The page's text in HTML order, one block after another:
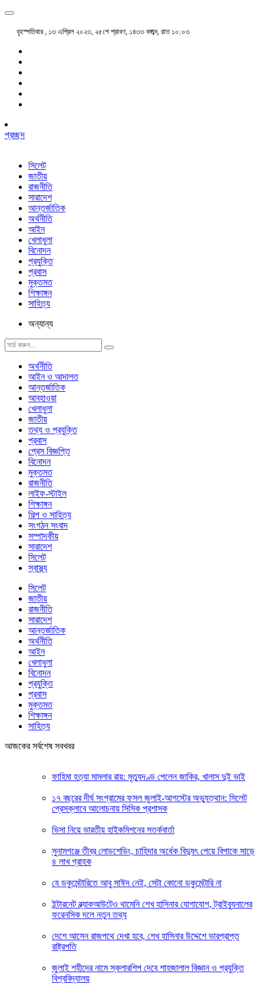
বৃহস্পতিবার , ১৩ এপ্রিল ২০২৩, ২৫শে শ্রাবণ, ১৪৩৩ বঙ্গাব্দ, রাত ১০:০৩
প্রচ্ছদ
সিলেট
জাতীয়
রাজনীতি
সারাদেশ
আন্তর্জাতিক
অর্থনীতি
আইন
খেলাধুলা
বিনোদন
প্রযুক্তি
প্রবাস
মুক্তমত
শিক্ষাঙ্গন
সাহিত্য
অন্যান্য
অর্থনীতি
আইন ও আদালত
আন্তর্জাতিক
আবহাওয়া
খেলাধুলা
জাতীয়
তথ্য ও প্রযুক্তি
প্রবাস
প্রেস বিজ্ঞপ্তি
বিনোদন
মুক্তমত
রাজনীতি
লাইফ-স্টাইল
শিক্ষাঙ্গন
শিল্প ও সাহিত্য
সংগঠন সংবাদ
সম্পাদকীয়
সারাদেশ
সিলেট
স্বাস্থ্য
সিলেট
জাতীয়
রাজনীতি
সারাদেশ
আন্তর্জাতিক
অর্থনীতি
আইন
খেলাধুলা
বিনোদন
প্রযুক্তি
প্রবাস
মুক্তমত
শিক্ষাঙ্গন
সাহিত্য
আজকের সর্বশেষ সবখবর
ফাহিমা হত্যা মামলার রায়: মৃত্যুদণ্ড পেলেন জাকির, খালাস দুই ভাই
১৭ বছরের দীর্ঘ সংগ্রামের ফসল জুলাই-আগস্টের অভ্যুত্থান: সিলেট
প্রেসক্লাবে আলোচনায় সিসিক প্রশাসক
ভিসা নিয়ে ভারতীয় হাইকমিশনের সতর্কবার্তা
সুনামগঞ্জে তীব্র লোডশেডিং, চাহিদার অর্ধেক বিদ্যুৎ পেয়ে বিপাকে সাড়ে
৪ লাখ গ্রাহক
যে ডকুমেন্টারিতে আবু সাঈদ নেই, সেটা কোনো ডকুমেন্টারি না
ইন্টারনেট ব্ল্যাকআউটেও থামেনি শেখ হাসিনার যোগাযোগ, ট্রাইব্যুনালের
ফরেনসিক দলে নতুন তথ্য
দেশে আসেন রাজপথে দেখা হবে, শেখ হাসিনার উদ্দেশে ভারপ্রাপ্ত
রাষ্ট্রপতি
জুলাই শহীদের নামে স্কলারশিপ দেবে শাহজালাল বিজ্ঞান ও প্রযুক্তি
বিশ্ববিদ্যালয়